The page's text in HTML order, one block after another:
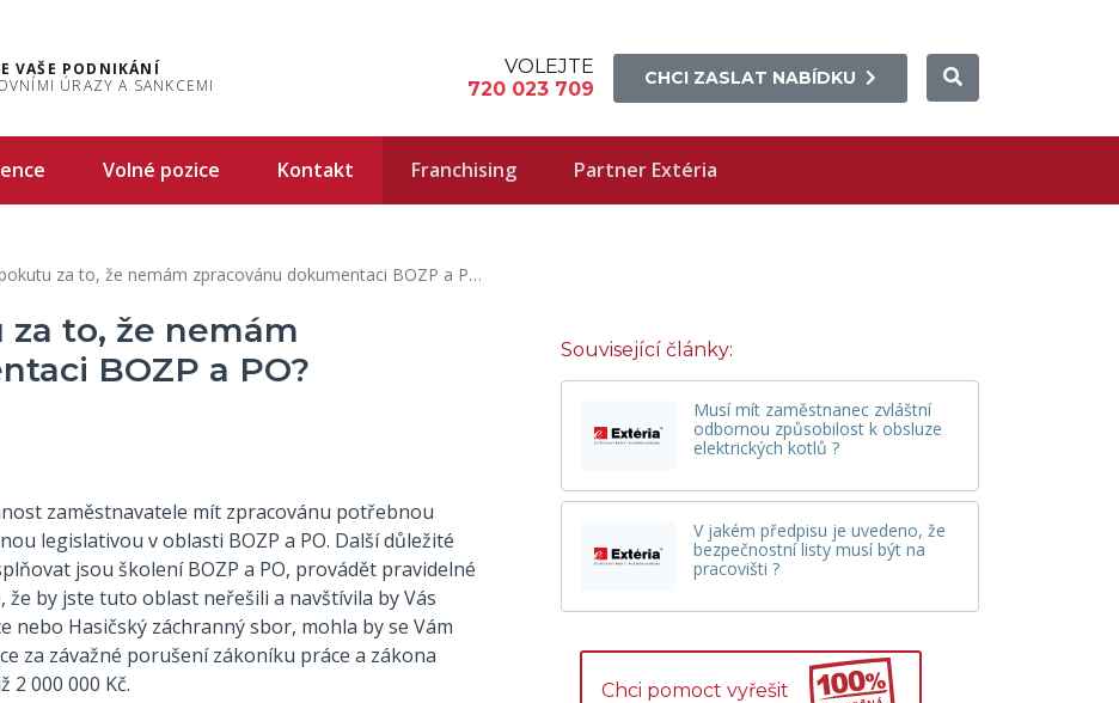
VAŠE PODNIKÁNÍ
ÚRAZY A SANKCEMI
VOLEJTE
720 023 709
CHCI ZASLAT NABÍDKU
Volné pozice Kontakt Franchising Partner Extéria
za to, že nemám zpracovánu dokumentaci BOZP a PO?
to, že nemám
BOZP a PO?
zaměstnavatele mít zpracovánu potřebnou
legislativou v oblasti BOZP a PO. Další důležité
jsou školení BOZP a PO, provádět pravidelné
že by jste tuto oblast neřešili a navštívila by Vás
Hasičský záchranný sbor, mohla by se Vám
za závažné porušení zákoníku práce a zákona
000 000 Kč.
Související články:
Musí mít zaměstnanec zvláštní
odbornou způsobilost k obsluze
elektrických kotlů ?
V jakém předpisu je uvedeno, že
bezpečnostní listy musí být na
pracovišti ?
Chci pomoct vyřešit